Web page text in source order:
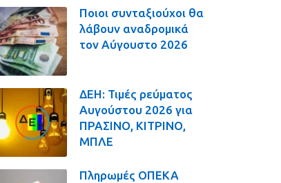
Ποιοι συνταξιούχοι θα
λάβουν αναδρομικά
τον Αύγουστο 2026
ΔΕΗ: Τιμές ρεύματος
Αυγούστου 2026 για
ΠΡΑΣΙΝΟ, ΚΙΤΡΙΝΟ,
ΜΠΛΕ
Πληρωμές ΟΠΕΚΑ